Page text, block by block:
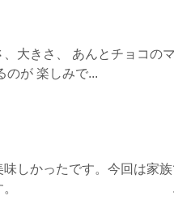
大きさ、 あんとチョコの
のが 楽しみで...
しかったです。今回は家
うと思います。